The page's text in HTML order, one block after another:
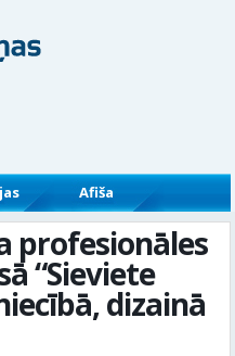
Afiša
profesionāles
“Sieviete
dizainā